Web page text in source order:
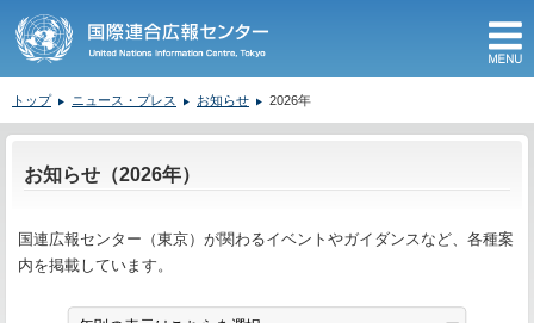
トップ ニュース・プレス お知らせ 2026年
お知らせ（2026年）
国連広報センター（東京）が関わるイベントやガイダンスなど、各種案
内を掲載しています。